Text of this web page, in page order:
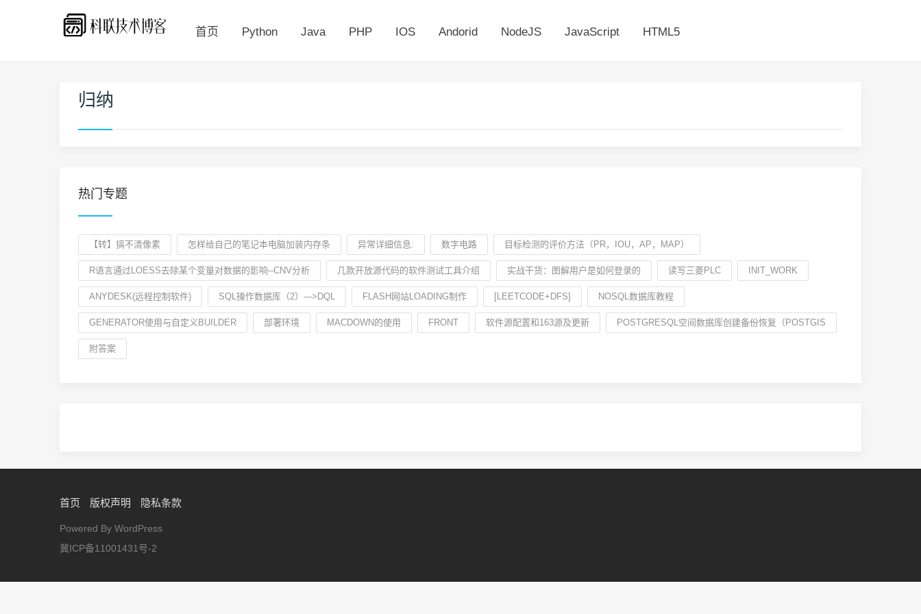
首页 Python Java PHP IOS Andorid NodeJS JavaScript HTML5
归纳
热门专题
【转】搞不清像素 怎样给自己的笔记本电脑加装内存条 异常详细信息: 数字电路 目标检测的评价方法（PR，IOU，AP，MAP）
R语言通过LOESS去除某个变量对数据的影响--CNV分析 几款开放源代码的软件测试工具介绍 实战干货：图解用户是如何登录的 读写三菱PLC INIT_WORK
ANYDESK(远程控制软件) SQL操作数据库（2）--->DQL FLASH网站LOADING制作 [LEETCODE+DFS] NOSQL数据库教程
GENERATOR使用与自定义BUILDER 部署环境 MACDOWN的使用 FRONT 软件源配置和163源及更新 POSTGRESQL空间数据库创建备份恢复（POSTGIS
附答案
首页 版权声明 隐私条款
Powered By WordPress
冀ICP备11001431号-2